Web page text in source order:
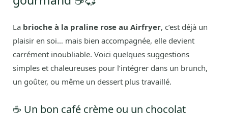
La brioche à la praline rose au Airfryer, c’est déjà un
plaisir en soi… mais bien accompagnée, elle devient
carrément inoubliable. Voici quelques suggestions
simples et chaleureuses pour l’intégrer dans un brunch,
un goûter, ou même un dessert plus travaillé.
☕ Un bon café crème ou un chocolat